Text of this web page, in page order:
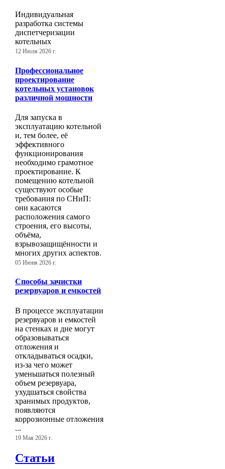
Индивидуальная
разработка системы
диспетчеризации
котельных
12 Июля 2026 г.
Профессиональное
проектирование
котельных установок
различной мощности
Для запуска в
эксплуатацию котельной
и, тем более, её
эффективного
функционирования
необходимо грамотное
проектирование. К
помещению котельной
существуют особые
требования по СНиП:
они касаются
расположения самого
строения, его высоты,
объёма,
взрывозащищённости и
многих других аспектов.
05 Июня 2026 г.
Способы зачистки
резервуаров и емкостей
В процессе эксплуатации
резервуаров и емкостей
на стенках и дне могут
образовываться
отложения и
откладываться осадки,
из-за чего может
уменьшаться полезный
объем резервуара,
ухудшаться свойства
хранимых продуктов,
появляются
коррозионные отложения
...
19 Мая 2026 г.
Статьи